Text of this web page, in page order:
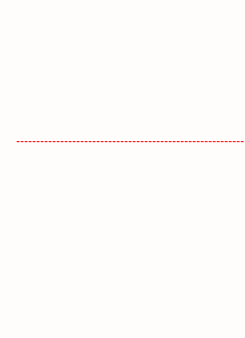
---------------------------------------------------------